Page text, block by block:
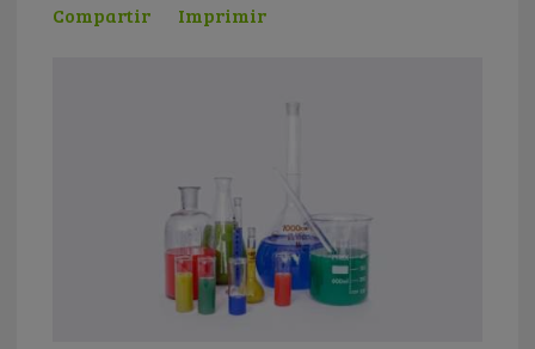
Compartir Imprimir